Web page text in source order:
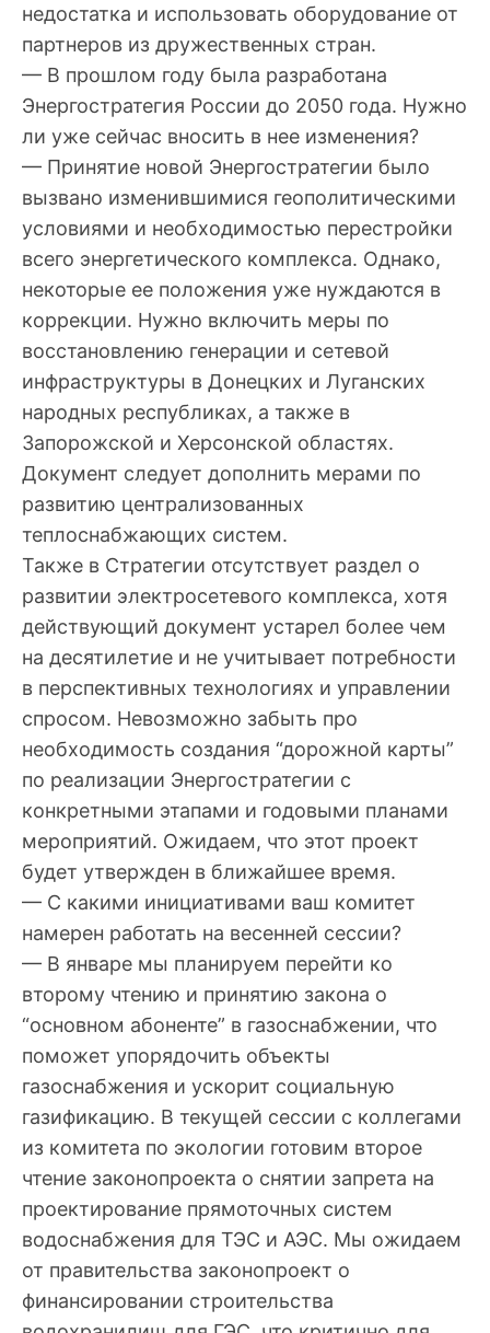
недостатка и использовать оборудование от
партнеров из дружественных стран.
— В прошлом году была разработана
Энергостратегия России до 2050 года. Нужно
ли уже сейчас вносить в нее изменения?
— Принятие новой Энергостратегии было
вызвано изменившимися геополитическими
условиями и необходимостью перестройки
всего энергетического комплекса. Однако,
некоторые ее положения уже нуждаются в
коррекции. Нужно включить меры по
восстановлению генерации и сетевой
инфраструктуры в Донецких и Луганских
народных республиках, а также в
Запорожской и Херсонской областях.
Документ следует дополнить мерами по
развитию централизованных
теплоснабжающих систем.
Также в Стратегии отсутствует раздел о
развитии электросетевого комплекса, хотя
действующий документ устарел более чем
на десятилетие и не учитывает потребности
в перспективных технологиях и управлении
спросом. Невозможно забыть про
необходимость создания “дорожной карты”
по реализации Энергостратегии с
конкретными этапами и годовыми планами
мероприятий. Ожидаем, что этот проект
будет утвержден в ближайшее время.
— С какими инициативами ваш комитет
намерен работать на весенней сессии?
— В январе мы планируем перейти ко
второму чтению и принятию закона о
“основном абоненте” в газоснабжении, что
поможет упорядочить объекты
газоснабжения и ускорит социальную
газификацию. В текущей сессии с коллегами
из комитета по экологии готовим второе
чтение законопроекта о снятии запрета на
проектирование прямоточных систем
водоснабжения для ТЭС и АЭС. Мы ожидаем
от правительства законопроект о
финансировании строительства